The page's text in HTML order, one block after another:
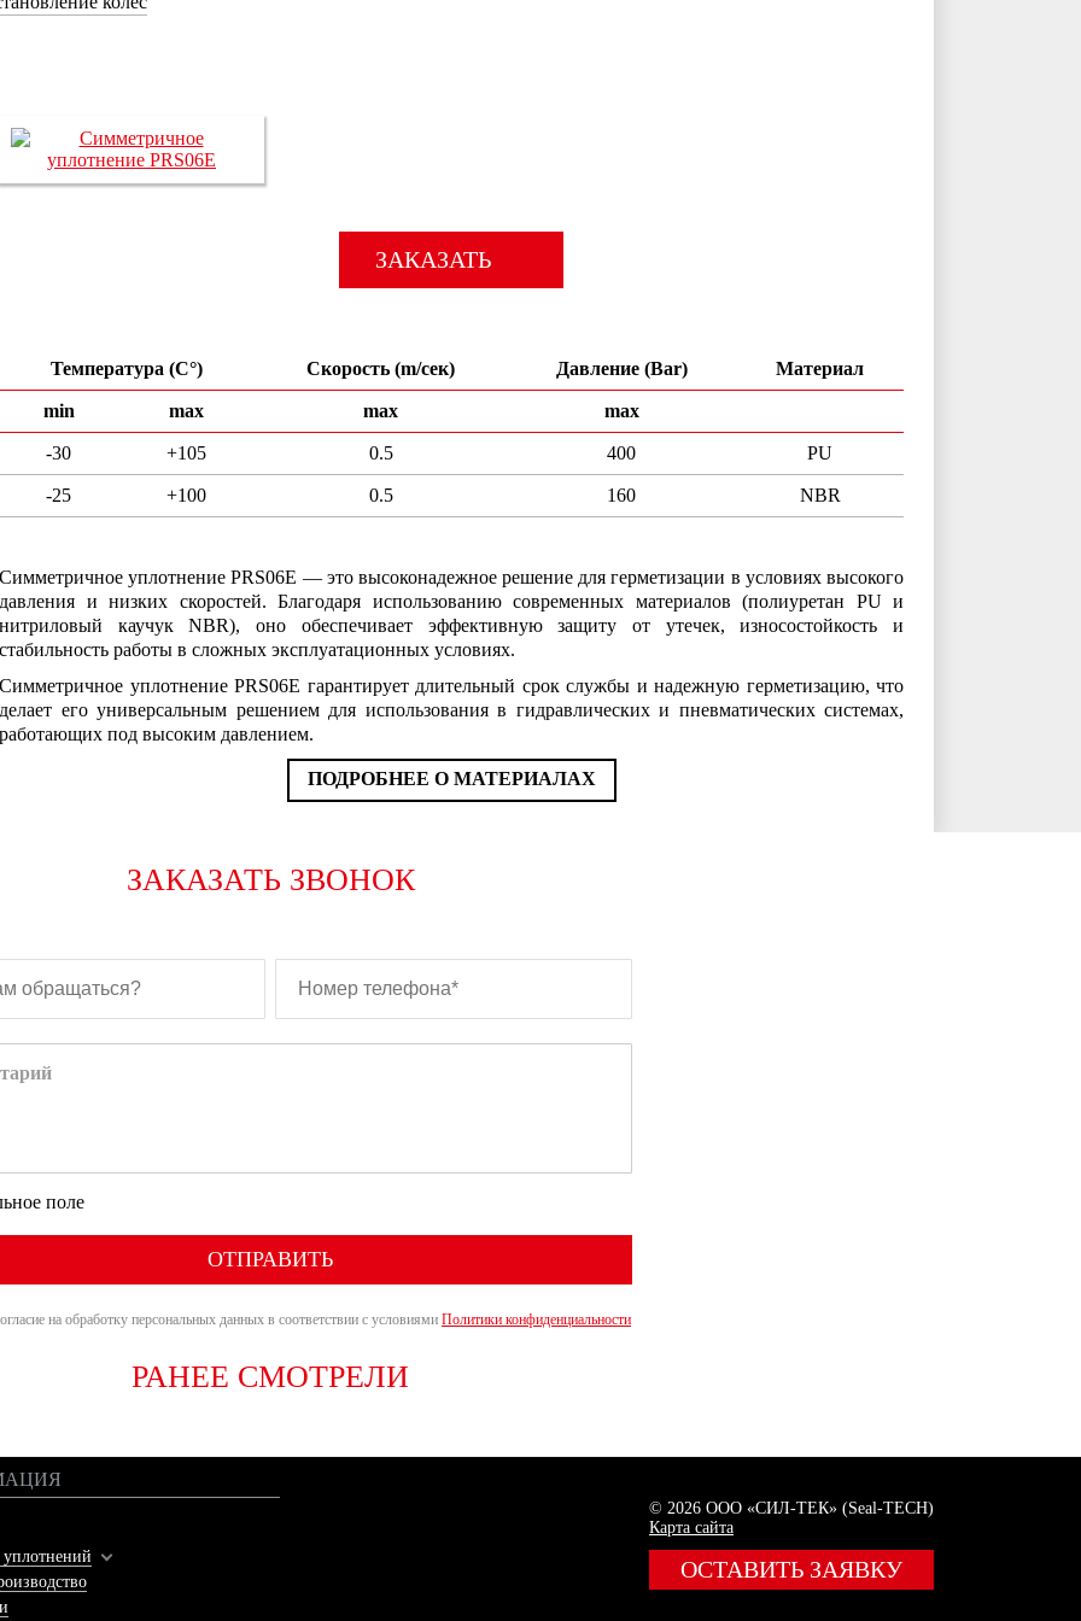
ЗАКАЗАТЬ
Температура (C°) Скорость (m/сек) Давление (Bar) Материал
min max max max
-30 +105 0.5 400 PU
-25 +100 0.5 160 NBR
Симметричное уплотнение PRS06E — это высоконадежное решение для герметизации в условиях высокого
давления и низких скоростей. Благодаря использованию современных материалов (полиуретан PU и
нитриловый каучук NBR), оно обеспечивает эффективную защиту от утечек, износостойкость и
стабильность работы в сложных эксплуатационных условиях.
Симметричное уплотнение PRS06E гарантирует длительный срок службы и надежную герметизацию, что
делает его универсальным решением для использования в гидравлических и пневматических системах,
работающих под высоким давлением.
ПОДРОБНЕЕ О МАТЕРИАЛАХ
ЗАКАЗАТЬ ЗВОНОК
поле
ОТПРАВИТЬ
на обработку персональных данных в соответствии с условиями Политики конфиденциальности
РАНЕЕ СМОТРЕЛИ
уплотнений
© 2026 ООО «СИЛ-ТЕК» (Seal-TECH)
Карта сайта
ОСТАВИТЬ ЗАЯВКУ